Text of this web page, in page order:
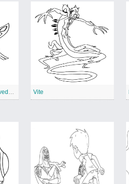
L’elfo ha la capacità di vedere e controllare il sonno. Vite